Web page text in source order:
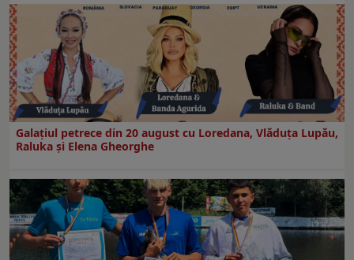
Galaţiul petrece din 20 august cu Loredana, Vlăduța Lupău,
Raluka și Elena Gheorghe